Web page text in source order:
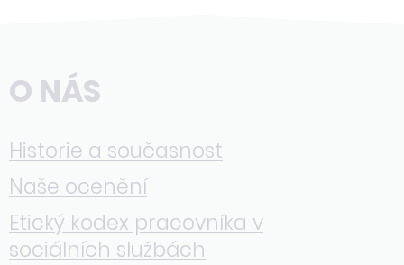
O NÁS
Historie a současnost
Naše ocenění
Etický kodex pracovníka v
sociálních službách